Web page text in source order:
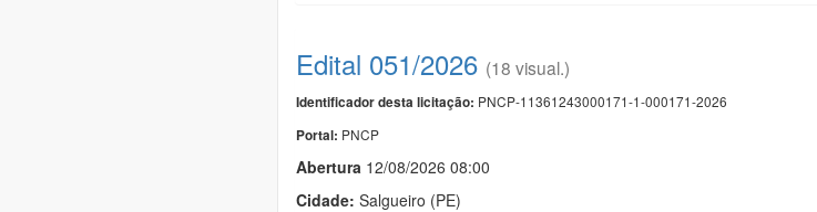
Edital 051/2026 (18 visual.)
Identificador desta licitação: PNCP-11361243000171-1-000171-2026
Portal: PNCP
Abertura 12/08/2026 08:00
Cidade: Salgueiro (PE)